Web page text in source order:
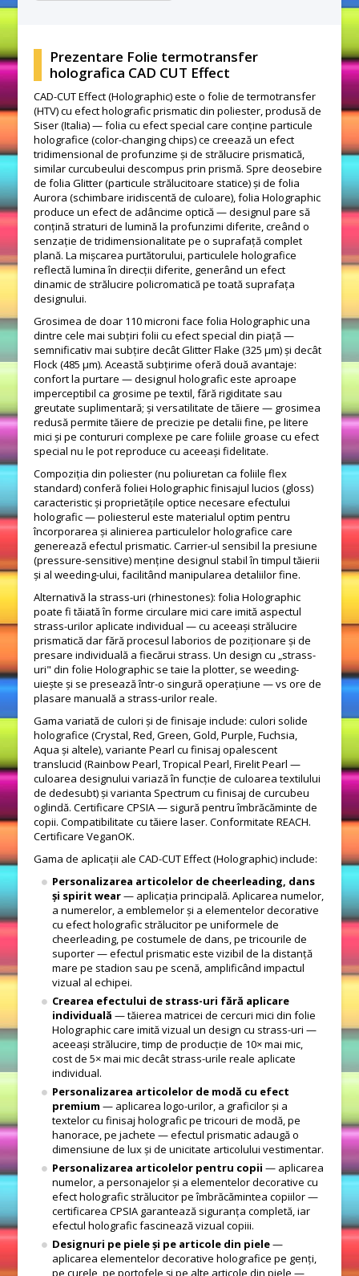
Prezentare Folie termotransfer
holografica CAD CUT Effect
CAD-CUT Effect (Holographic) este o folie de termotransfer
(HTV) cu efect holografic prismatic din poliester, produsă de
Siser (Italia) — folia cu efect special care conține particule
holografice (color-changing chips) ce creează un efect
tridimensional de profunzime și de strălucire prismatică,
similar curcubeului descompus prin prismă. Spre deosebire
de folia Glitter (particule strălucitoare statice) și de folia
Aurora (schimbare iridiscentă de culoare), folia Holographic
produce un efect de adâncime optică — designul pare să
conțină straturi de lumină la profunzimi diferite, creând o
senzație de tridimensionalitate pe o suprafață complet
plană. La mișcarea purtătorului, particulele holografice
reflectă lumina în direcții diferite, generând un efect
dinamic de strălucire policromatică pe toată suprafața
designului.
Grosimea de doar 110 microni face folia Holographic una
dintre cele mai subțiri folii cu efect special din piață —
semnificativ mai subțire decât Glitter Flake (325 μm) și decât
Flock (485 μm). Această subțirime oferă două avantaje:
confort la purtare — designul holografic este aproape
imperceptibil ca grosime pe textil, fără rigiditate sau
greutate suplimentară; și versatilitate de tăiere — grosimea
redusă permite tăiere de precizie pe detalii fine, pe litere
mici și pe contururi complexe pe care foliile groase cu efect
special nu le pot reproduce cu aceeași fidelitate.
Compoziția din poliester (nu poliuretan ca foliile flex
standard) conferă foliei Holographic finisajul lucios (gloss)
caracteristic și proprietățile optice necesare efectului
holografic — poliesterul este materialul optim pentru
încorporarea și alinierea particulelor holografice care
generează efectul prismatic. Carrier-ul sensibil la presiune
(pressure-sensitive) menține designul stabil în timpul tăierii
și al weeding-ului, facilitând manipularea detaliilor fine.
Alternativă la strass-uri (rhinestones): folia Holographic
poate fi tăiată în forme circulare mici care imită aspectul
strass-urilor aplicate individual — cu aceeași strălucire
prismatică dar fără procesul laborios de poziționare și de
presare individuală a fiecărui strass. Un design cu „strass-
uri" din folie Holographic se taie la plotter, se weeding-
uiește și se presează într-o singură operațiune — vs ore de
plasare manuală a strass-urilor reale.
Gama variată de culori și de finisaje include: culori solide
holografice (Crystal, Red, Green, Gold, Purple, Fuchsia,
Aqua și altele), variante Pearl cu finisaj opalescent
translucid (Rainbow Pearl, Tropical Pearl, Firelit Pearl —
culoarea designului variază în funcție de culoarea textilului
de dedesubt) și varianta Spectrum cu finisaj de curcubeu
oglindă. Certificare CPSIA — sigură pentru îmbrăcăminte de
copii. Compatibilitate cu tăiere laser. Conformitate REACH.
Certificare VeganOK.
Gama de aplicații ale CAD-CUT Effect (Holographic) include:
Personalizarea articolelor de cheerleading, dans
și spirit wear— aplicația principală. Aplicarea numelor,
a numerelor, a emblemelor și a elementelor decorative
cu efect holografic strălucitor pe uniformele de
cheerleading, pe costumele de dans, pe tricourile de
suporter — efectul prismatic este vizibil de la distanță
mare pe stadion sau pe scenă, amplificând impactul
vizual al echipei.
Crearea efectului de strass-uri fără aplicare
individuală — tăierea matricei de cercuri mici din folie
Holographic care imită vizual un design cu strass-uri —
aceeași strălucire, timp de producție de 10× mai mic,
cost de 5× mai mic decât strass-urile reale aplicate
individual.
Personalizarea articolelor de modă cu efect
premium — aplicarea logo-urilor, a graficilor și a
textelor cu finisaj holografic pe tricouri de modă, pe
hanorace, pe jachete — efectul prismatic adaugă o
dimensiune de lux și de unicitate articolului vestimentar.
Personalizarea articolelor pentru copii — aplicarea
numelor, a personajelor și a elementelor decorative cu
efect holografic strălucitor pe îmbrăcămintea copiilor —
certificarea CPSIA garantează siguranța completă, iar
efectul holografic fascinează vizual copiii.
Designuri pe piele și pe articole din piele—
aplicarea elementelor decorative holografice pe genți,
pe curele, pe portofele și pe alte articole din piele —